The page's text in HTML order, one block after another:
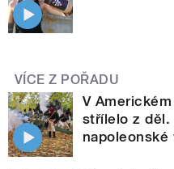
VÍCE Z POŘADU
V
střílelo z děl.